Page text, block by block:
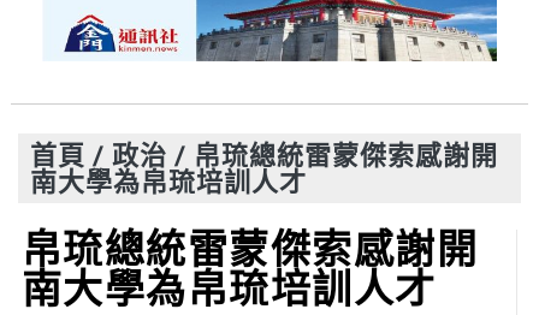
首頁 / 政治 / 帛琉總統雷蒙傑索感謝開
南大學為帛琉培訓人才
帛琉總統雷蒙傑索感謝開
南大學為帛琉培訓人才